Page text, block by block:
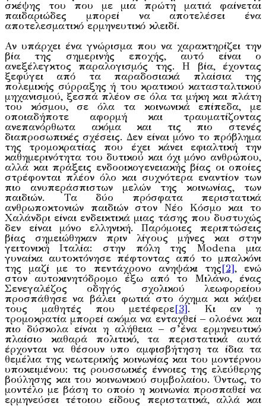
σκέψης του που με μια πρώτη ματιά φαίνεται
παιδαριώδες μπορεί να αποτελέσει ένα
αποτελεσματικό ερμηνευτικό κλειδί.
Αν υπάρχει ένα γνώρισμα που να χαρακτηρίζει την
βία της σημερινής εποχής, αυτό είναι ο
ανεξέλεγκτος παραλογισμός της. Η βία, έχοντας
ξεφύγει από τα παραδοσιακά πλαίσια της
πολεμικής σύρραξης ή του κρατικού κατασταλτικού
μηχανισμού, ξεσπά πλέον σε όλα τα μήκη και πλάτη
του κόσμου, σε όλα τα κοινωνικά επίπεδα, με
οποιαδήποτε αφορμή και τραυματίζοντας
ανεπανόρθωτα ακόμα και τις πιο στενές
διαπροσωπικές σχέσεις. Δεν είναι μόνο το πρόβλημα
της τρομοκρατίας που έχει κάνει εφιαλτική την
καθημερινότητα του δυτικού και όχι μόνο ανθρώπου,
αλλά και πράξεις ενδοοικογενειακής βίας οι οποίες
στρέφονται πλέον όλο και συχνότερα εναντίον των
πιο ανυπεράσπιστων μελών της κοινωνίας, των
παιδιών. Τα δύο πρόσφατα περιστατικά
ανθρωποκτονιών παιδιών στον Νέο Κόσμο και το
Χαλάνδρι είναι ενδεικτικά μιας τάσης που δυστυχώς
δεν είναι μόνο ελληνική. Παρόμοιες περιπτώσεις
βίας σημειώθηκαν πριν λίγους μήνες και στην
γειτονική Ιταλία: στην πόλη της Modena μια
γυναίκα αυτοκτόνησε πέφτοντας από το μπαλκόνι
της μαζί με το πεντάχρονο ανηψάκι της[2], ενώ
στον αυτοκινητόδρομο έξω από το Μιλάνο, ένας
Σενεγαλέζος οδηγός σχολικού λεωφορείου
προσπάθησε να βάλει φωτιά στο όχημα και κάψει
τους μαθητές που μετέφερε[3]. Κι αν η
τρομοκρατία μπορεί ακόμα να ενταχθεί – ολοένα και
πιο δύσκολα είναι η αλήθεια – σ’ένα ερμηνευτικό
πλαίσιο καθαρά πολιτικό, τα περιστατικά αυτά
έρχονται να θέσουν υπο αμφισβήτηση τα ίδια τα
θεμέλια της νεωτερικής κοινωνίας και του μοντέρνου
υποκειμένου: τις ρουσσωικές έννοιες της ελεύθερης
βούλησης και του κοινωνικού συμβολαίου. Όντως, το
μοντέλο με βάση το οποίο η κοινωνία προσπαθεί να
ερμηνεύσει τέτοιου είδους περιστατικά, αλλά και